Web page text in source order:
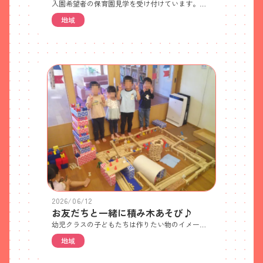
地域
2026/06/12
お友だちと一緒に積み木あそび♪
地域